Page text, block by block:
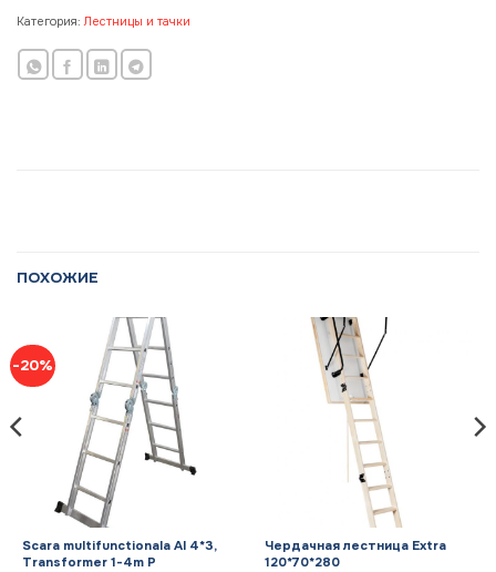
Категория: Лестницы и тачки
ПОХОЖИЕ
-20%
Scara multifunctionala Al 4*3,
Transformer 1-4m P
Чердачная лестница Extra
120*70*280